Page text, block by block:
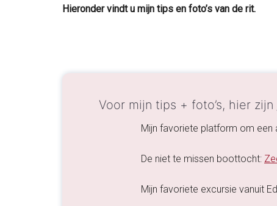
Hieronder vindt u mijn tips en foto’s van de rit.
Voor mijn tips + foto’s, hier zijn
Mijn favoriete platform om een
De niet te missen boottocht:
Mijn favoriete excursie vanuit